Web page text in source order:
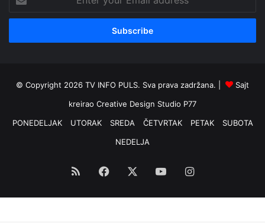
your
Email
© Copyright 2026 TV INFO PULS. Sva prava zadržana. |
Sajt
kreirao Creative Design Studio P77
PONEDELJAK
UTORAK SREDA ČETVRTAK PETAK
SUBOTA
NEDELJA
RSS Facebook YouTubeInstagram